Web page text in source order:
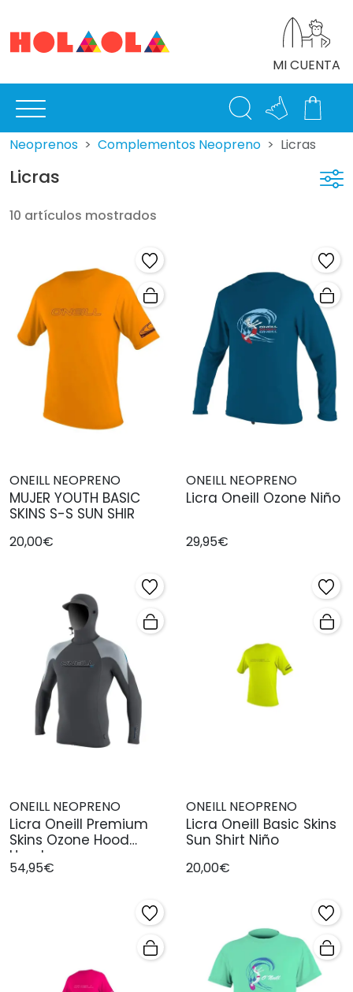
MI CUENTA
Neoprenos Complementos Neopreno Licras
Licras
10 artículos mostrados
ONEILL NEOPRENO
MUJER YOUTH BASIC
SKINS S-S SUN SHIR
20,00€
ONEILL NEOPRENO
Licra Oneill Ozone Niño
29,95€
ONEILL NEOPRENO
Licra Oneill Premium
Skins Ozone Hood
Hombre
54,95€
ONEILL NEOPRENO
Licra Oneill Basic Skins
Sun Shirt Niño
20,00€